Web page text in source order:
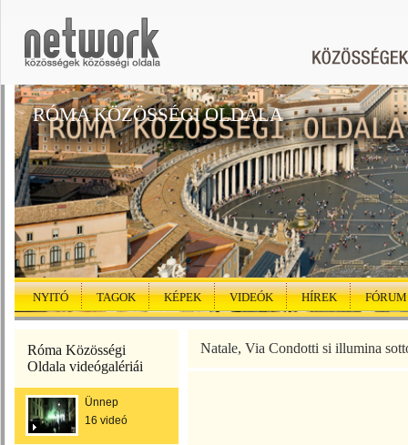
RÓMA KÖZÖSSÉGI OLDALA
NYITÓ TAGOK KÉPEK VIDEÓK HÍREK FÓRUM
Róma Közösségi
Oldala videógalériái
Ünnep
16 videó
Natale, Via Condotti si illumina